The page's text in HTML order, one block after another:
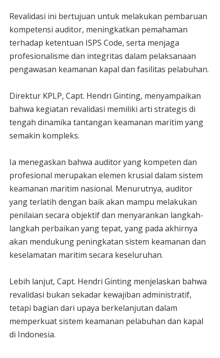
Revalidasi ini bertujuan untuk melakukan pembaruan
kompetensi auditor, meningkatkan pemahaman
terhadap ketentuan ISPS Code, serta menjaga
profesionalisme dan integritas dalam pelaksanaan
pengawasan keamanan kapal dan fasilitas pelabuhan.
Direktur KPLP, Capt. Hendri Ginting, menyampaikan
bahwa kegiatan revalidasi memiliki arti strategis di
tengah dinamika tantangan keamanan maritim yang
semakin kompleks.
Ia menegaskan bahwa auditor yang kompeten dan
profesional merupakan elemen krusial dalam sistem
keamanan maritim nasional. Menurutnya, auditor
yang terlatih dengan baik akan mampu melakukan
penilaian secara objektif dan menyarankan langkah-
langkah perbaikan yang tepat, yang pada akhirnya
akan mendukung peningkatan sistem keamanan dan
keselamatan maritim secara keseluruhan.
Lebih lanjut, Capt. Hendri Ginting menjelaskan bahwa
revalidasi bukan sekadar kewajiban administratif,
tetapi bagian dari upaya berkelanjutan dalam
memperkuat sistem keamanan pelabuhan dan kapal
di Indonesia.